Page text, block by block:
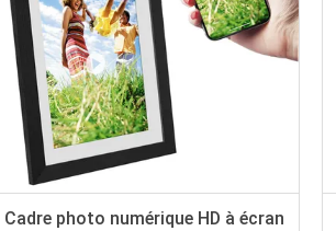
Cadre photo numérique HD à écran